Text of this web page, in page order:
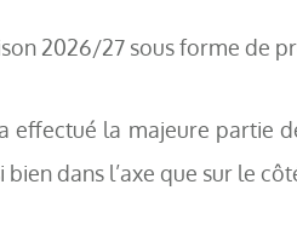
2026/27 sous forme de
la majeure partie
dans l’axe que sur le